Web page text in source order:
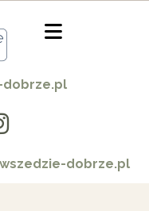
dobrze.pl
dobrze.pl